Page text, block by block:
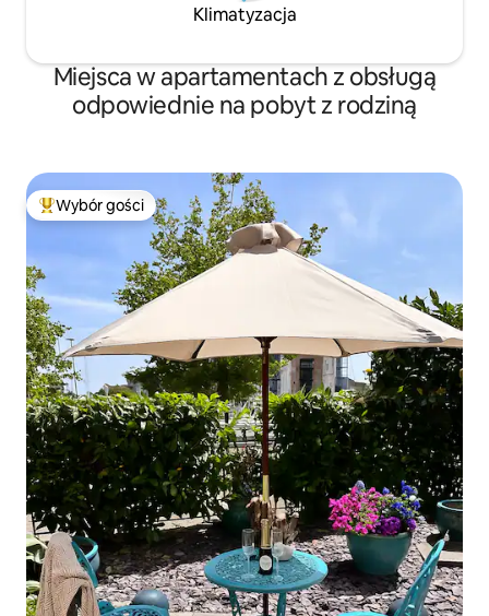
Klimatyzacja
Miejsca w apartamentach z obsługą
odpowiednie na pobyt z rodziną
Najpopularniejsze z kategorii Wybór gości
Wybór gości